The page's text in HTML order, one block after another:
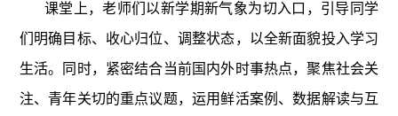
课堂上，老师们以新学期新气象为切入口，引导同学
们明确目标、收心归位、调整状态，以全新面貌投入学习
生活。同时，紧密结合当前国内外时事热点，聚焦社会关
注、青年关切的重点议题，运用鲜活案例、数据解读与互